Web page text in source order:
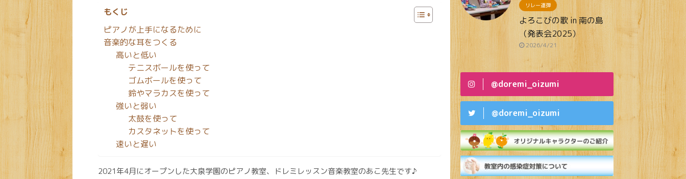
もくじ
ピアノが上手になるために
音楽的な耳をつくる
高いと低い
テニスボールを使って
ゴムボールを使って
鈴やマラカスを使って
強いと弱い
太鼓を使って
カスタネットを使って
速いと遅い
2021年4月にオープンした大泉学園のピアノ教室、ドレミレッスン音楽教室のあこ先生です♪
リレー連弾
よろこびの歌 in 南の島
（発表会2025）
2026/4/21
@doremi_oizumi
@doremi_oizumi